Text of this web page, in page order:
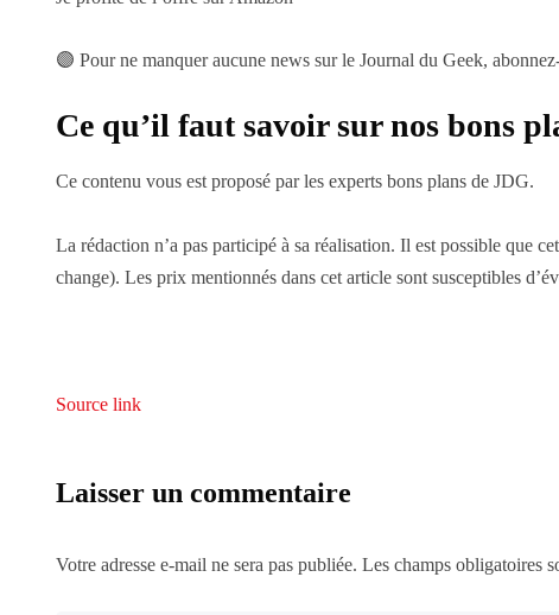
🟣 Pour ne manquer aucune news sur le Journal du Geek,
Ce qu’il faut savoir sur nos bons
Ce contenu vous est proposé par les experts bons plans de JDG.
La rédaction n’a pas participé à sa réalisation. Il est possible que
change). Les prix mentionnés dans cet article sont susceptibles
Source link
Laisser un commentaire
Votre adresse e-mail ne sera pas publiée. Les champs obligatoires